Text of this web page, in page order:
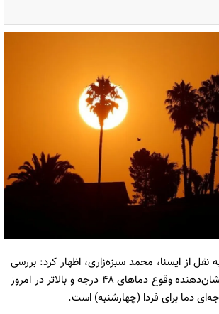
نقل از ایسنا، محمد سبزه‌زاری، اظهار کرد: بررسی
نقشه‌های پیش‌یابی نشان‌دهنده وقوع دماهای ۴۸ درجه و بالاتر در امروز
دما برای فردا (چهارشنبه) است‌.